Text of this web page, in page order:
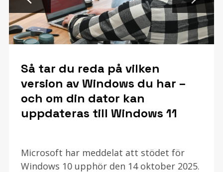
Så tar du reda på vilken
version av Windows du har –
och om din dator kan
uppdateras till Windows 11
Microsoft har meddelat att stödet för
Windows 10 upphör den 14 oktober 2025.